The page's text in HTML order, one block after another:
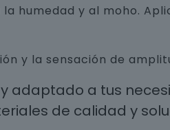
humedad y al moho.
y la sensación de
adaptado a tus
de calidad y